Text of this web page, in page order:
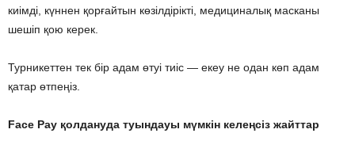
киімді, күннен қорғайтын көзілдірікті, медициналық масканы
шешіп қою керек.
Турникеттен тек бір адам өтуі тиіс — екеу не одан көп адам
қатар өтпеңіз.
Face Pay қолдануда туындауы мүмкін келеңсіз жайттар